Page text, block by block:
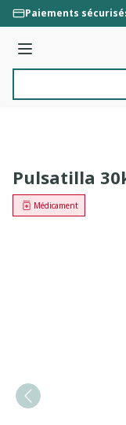
Aller au contenu
Paiements
Menu
Pulsatilla
Médicament